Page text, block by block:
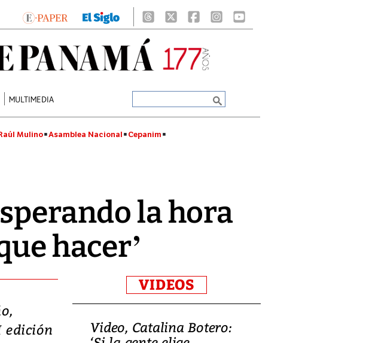
MULTIMEDIA
Mulino Asamblea Nacional Cepanim
la hora
hacer’
edición
VIDEOS
Video, Catalina Botero: